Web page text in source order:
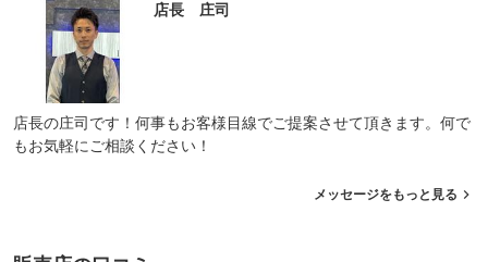
店長 庄司
店長の庄司です！何事もお客様目線でご提案させて頂きます。何で
もお気軽にご相談ください！
メッセージをもっと見る